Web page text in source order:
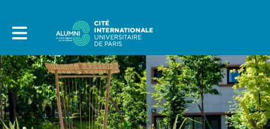
Toggle main navigation